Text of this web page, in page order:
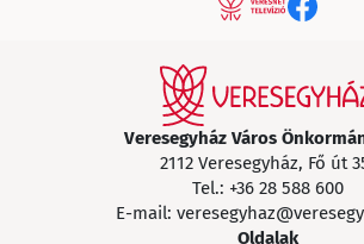
Veresegyház Város
2112 Veresegyház, Fő út
Tel.: +36 28 588 600
E-mail:
Oldalak